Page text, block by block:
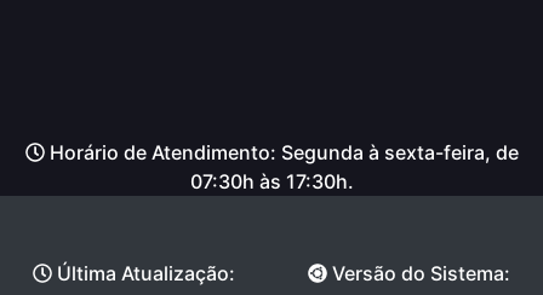
Horário de Atendimento: Segunda à sexta-feira, de
07:30h às 17:30h.
Última Atualização: Versão do Sistema: